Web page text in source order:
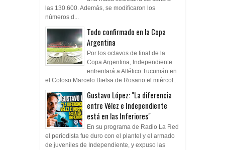
las 130.600. Además, se modificaron los
números d...
Todo confirmado en la Copa
Argentina
Por los octavos de final de la
Copa Argentina, Independiente
enfrentará a Atlético Tucumán en
el Coloso Marcelo Bielsa de Rosario el miércol...
Gustavo López: "La diferencia
entre Vélez e Independiente
está en las Inferiores"
En su programa de Radio La Red
el periodista fue duro con el plantel y el armado
de juveniles de Independiente, y expuso las